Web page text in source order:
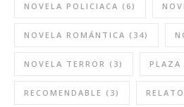
NOVELA POLICIACA (6)
NOVELA ROMÁNTICA (34)
NOVELA TERROR (3) PLAZA
RECOMENDABLE (3)